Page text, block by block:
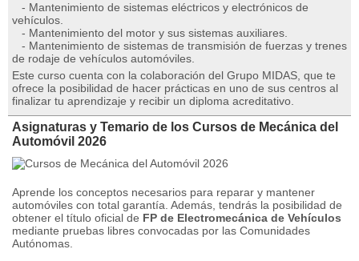
- Mantenimiento de sistemas eléctricos y electrónicos de
vehículos.
- Mantenimiento del motor y sus sistemas auxiliares.
- Mantenimiento de sistemas de transmisión de fuerzas y trenes
de rodaje de vehículos automóviles.
Este curso cuenta con la colaboración del Grupo MIDAS, que te
ofrece la posibilidad de hacer prácticas en uno de sus centros al
finalizar tu aprendizaje y recibir un diploma acreditativo.
Asignaturas y Temario de los Cursos de Mecánica del
Automóvil 2026
Aprende los conceptos necesarios para reparar y mantener
automóviles con total garantía. Además, tendrás la posibilidad de
obtener el título oficial de FP de Electromecánica de Vehículos
mediante pruebas libres convocadas por las Comunidades
Autónomas.